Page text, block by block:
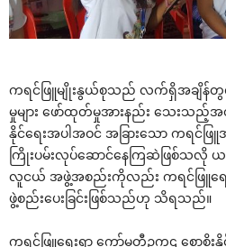
ကရင်ဖြူမျိုးနွယ်စုသည် လက်ရှိအချိန်တွင်
မှုများ ‌ဖော်ထုတ်မှုအားနည်း ‌သေးသ
နိုင်‌ရေးအပါအဝင် အခြား‌သော ကရင်ဖြူ
ကြိုးပမ်းလုပ်‌ဆောင်‌နေကြဆဲဖြစ်သ
လူငယ် အဖွဲ့အစည်းကိုလည်း ကရင်ဖြူ‌ရေ
ဖွဲ့စည်း‌ပေးခြင်းဖြစ်သည်ဟု သိရသည်။
ကရင်ဖြူ‌ရေးရာ ‌ကော်မတီဥက္ကဌ ‌စော